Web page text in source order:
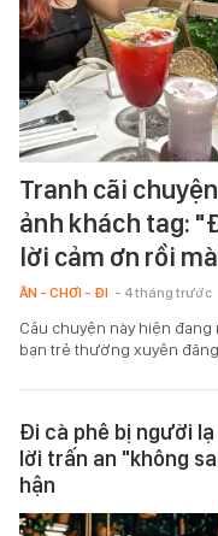
Tranh cãi
ảnh khách tag:
lời cảm ơn rồi
ĂN - CHƠI - ĐI - 4 tháng trước
Câu chuyện này hiện
bạn trẻ thường xuyên
Đi cà phê bị người
lời trấn an "không
hận